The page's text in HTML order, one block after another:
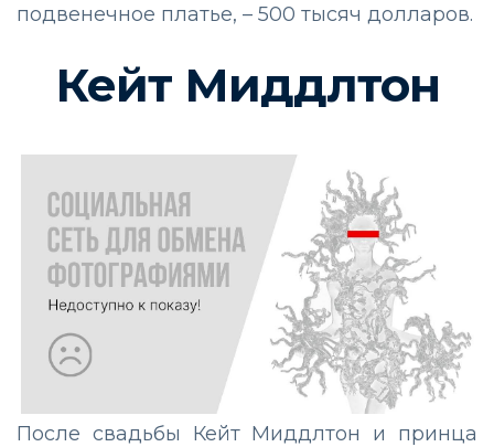
подвенечное платье, – 500 тысяч долларов.
Кейт Миддлтон
После свадьбы Кейт Миддлтон и принца